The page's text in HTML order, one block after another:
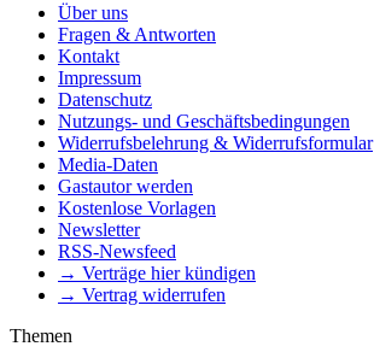
Über uns
Fragen & Antworten
Kontakt
Impressum
Datenschutz
Nutzungs- und Geschäftsbedingungen
Widerrufsbelehrung & Widerrufsformular
Media-Daten
Gastautor werden
Kostenlose Vorlagen
Newsletter
RSS-Newsfeed
→ Verträge hier kündigen
→ Vertrag widerrufen
Themen